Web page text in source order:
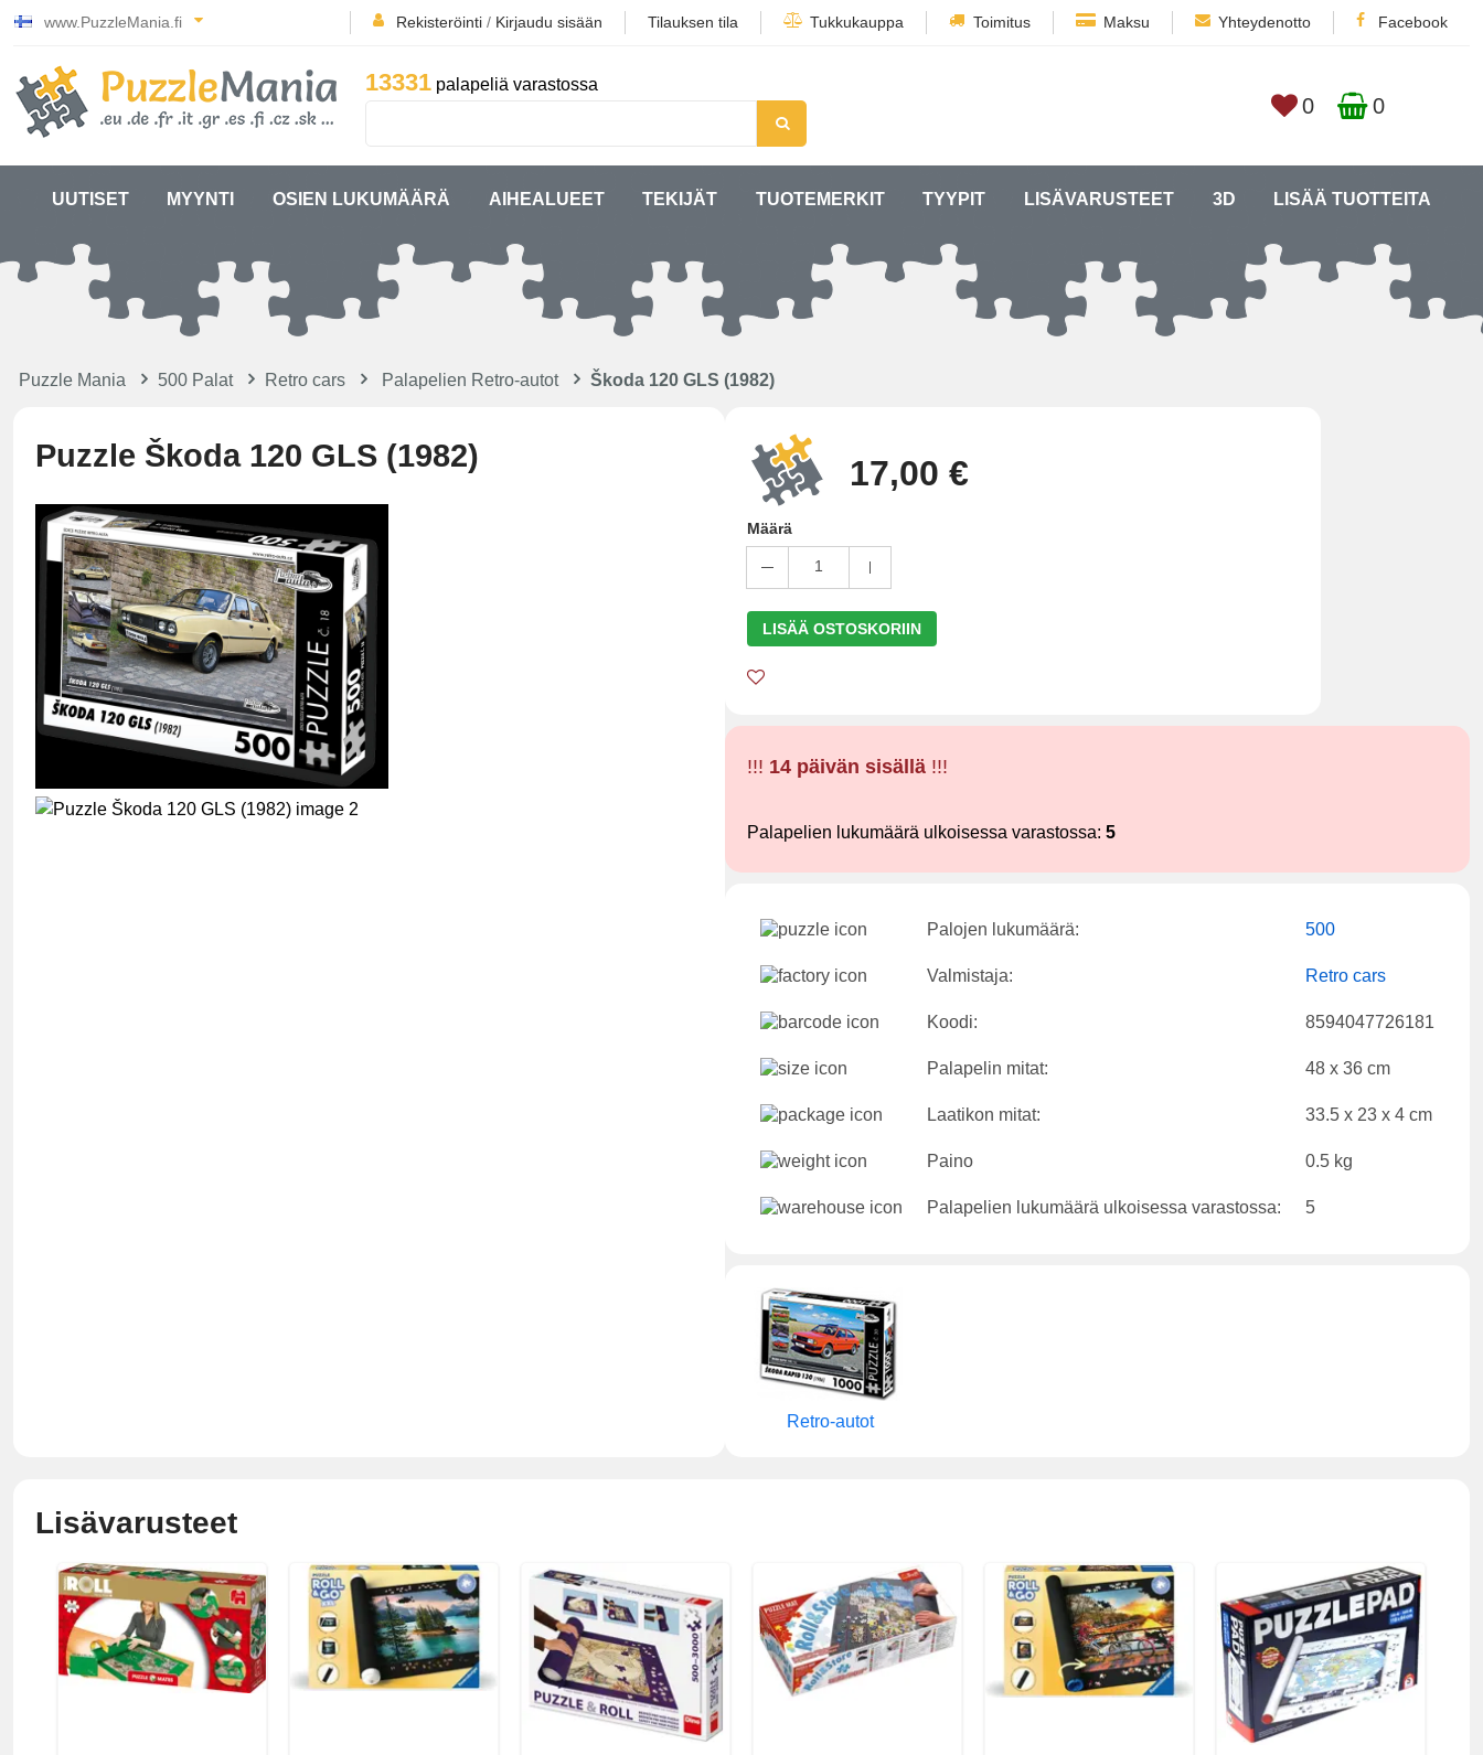
www.PuzzleMania.fi Rekisteröinti / Kirjaudu sisään Tilauksen tila Tukkukauppa Toimitus Maksu Yhteydenotto Facebook
13331 palapeliä varastossa
0 0
UUTISET MYYNTI OSIEN LUKUMÄÄRÄ AIHEALUEET TEKIJÄT TUOTEMERKIT TYYPIT LISÄVARUSTEET 3D LISÄÄ TUOTTEITA
Puzzle Mania 500 Palat Retro cars Palapelien Retro-autot Škoda 120 GLS (1982)
Puzzle Škoda 120 GLS (1982) 17,00 €
Määrä
1
LISÄÄ OSTOSKORIIN
!!! 14 päivän sisällä !!!
Palapelien lukumäärä ulkoisessa varastossa: 5
Palojen lukumäärä: 500
Valmistaja: Retro cars
Koodi: 8594047726181
Palapelin mitat: 48 x 36 cm
Laatikon mitat: 33.5 x 23 x 4 cm
Paino 0.5 kg
Palapelien lukumäärä ulkoisessa varastossa: 5
Retro-autot
Lisävarusteet